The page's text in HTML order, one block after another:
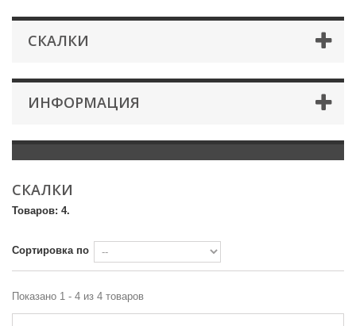
СКАЛКИ
ИНФОРМАЦИЯ
СКАЛКИ
Товаров: 4.
Сортировка по
Показано 1 - 4 из 4 товаров